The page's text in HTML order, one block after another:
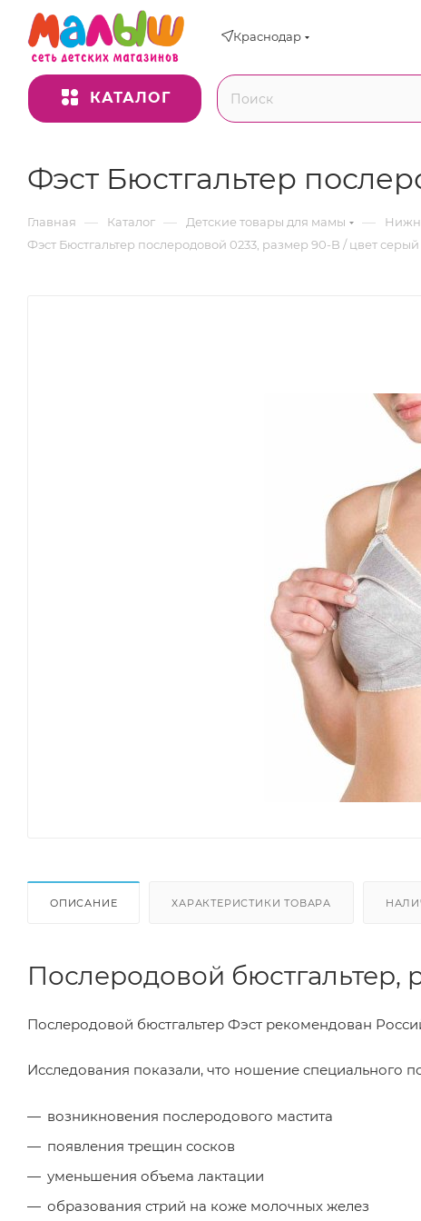
Краснодар
КАТАЛОГ
Фэст Бюстгальтер
Главная — Каталог — Детские товары для мамы —
Фэст Бюстгальтер послеродовой 0233, размер 90-B / цвет
ОПИСАНИЕ ХАРАКТЕРИСТИКИ ТОВАРА
Послеродовой
Послеродовой бюстгальтер Фэст рекомендован
Исследования показали, что ношение специального
возникновения послеродового мастита
появления трещин сосков
уменьшения объема лактации
образования стрий на коже молочных желез